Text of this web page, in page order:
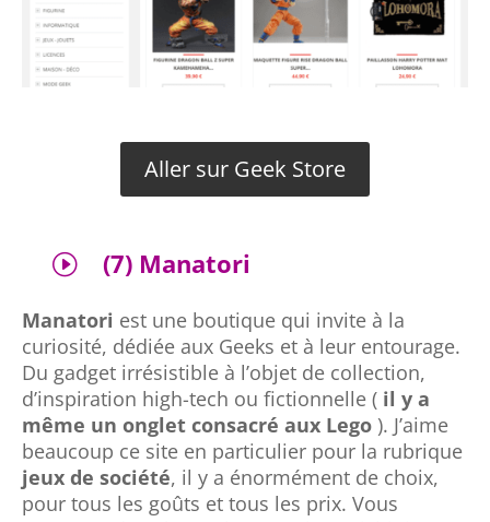
Aller sur Geek Store
I (7) Manatori
Manatori est une boutique qui invite à la
curiosité, dédiée aux Geeks et à leur entourage.
Du gadget irrésistible à l’objet de collection,
d’inspiration high-tech ou fictionnelle ( il y a
même un onglet consacré aux Lego ). J’aime
beaucoup ce site en particulier pour la rubrique
jeux de société, il y a énormément de choix,
pour tous les goûts et tous les prix. Vous